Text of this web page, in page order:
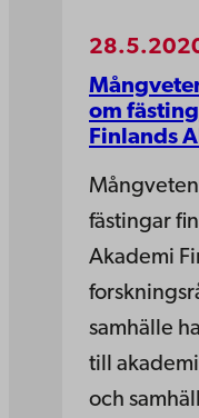
om
Finlands
fästingar
Akademi
samhälle
till
och